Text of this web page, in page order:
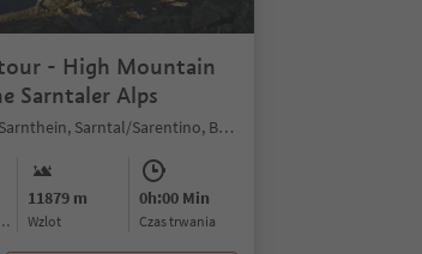
- High Mountain
Sarntaler Alps
Sarentino/Sarnthein, Sarntal/Sarentino, Bolzano/Bozen and environs
11879 m
Wzlot
0h:00 Min
czas trwania